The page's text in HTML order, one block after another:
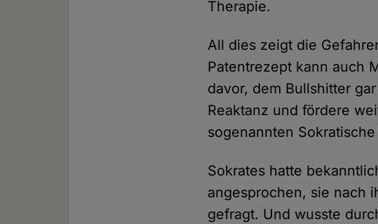
Therapie.
All dies zeigt die
Patentrezept kann auch
davor, dem Bullshitter
Reaktanz und fördere
sogenannten Sokratische
Sokrates hatte
angesprochen, sie nach
gefragt. Und wusste